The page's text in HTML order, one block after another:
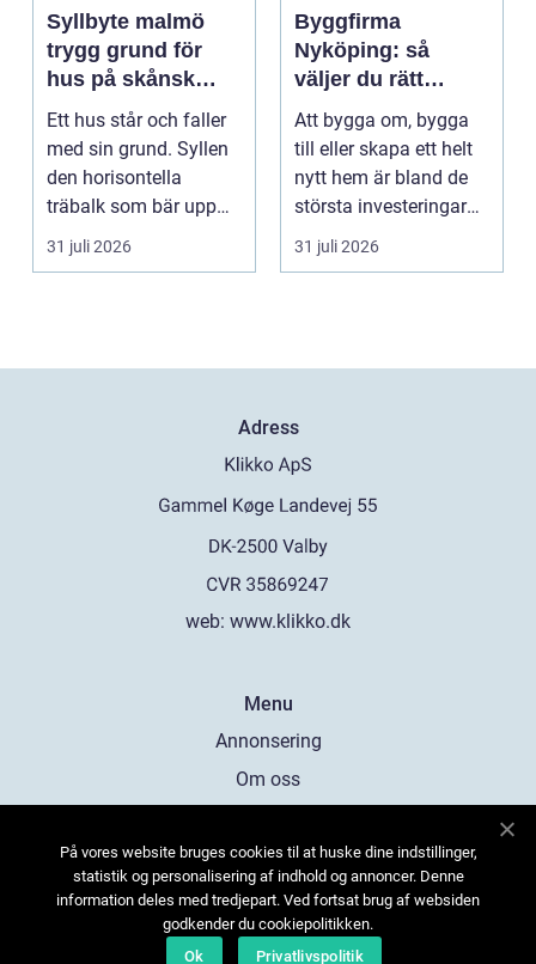
Syllbyte malmö
trygg grund för
hus på skånsk
mark
Ett hus står och faller
med sin grund. Syllen
den horisontella
träbalk som bär upp
väggarna mot pla...
31 juli 2026
Byggfirma
Nyköping: så
väljer du rätt
partner för ditt
projekt
Att bygga om, bygga
till eller skapa ett helt
nytt hem är bland de
största investeringar
m...
31 juli 2026
Adress
web: www.klikko.dk
Menu
Annonsering
Om oss
Kontakta oss
Sitemap
På vores website bruges cookies til at huske dine indstillinger,
statistik og personalisering af indhold og annoncer. Denne
information deles med tredjepart. Ved fortsat brug af websiden
godkender du cookiepolitikken.
Ok
Privatlivspolitik